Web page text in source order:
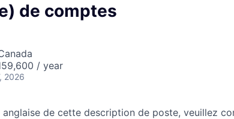
de comptes
/ year
2026
anglaise de cette description de poste, veuillez